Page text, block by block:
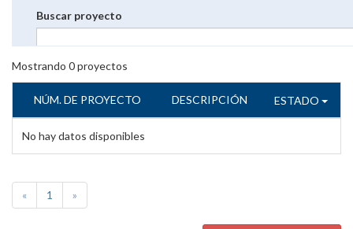
Buscar proyecto
Mostrando 0proyectos
NÚM. DE PROYECTO DESCRIPCIÓN ESTADO
No hay datos disponibles
« 1 »